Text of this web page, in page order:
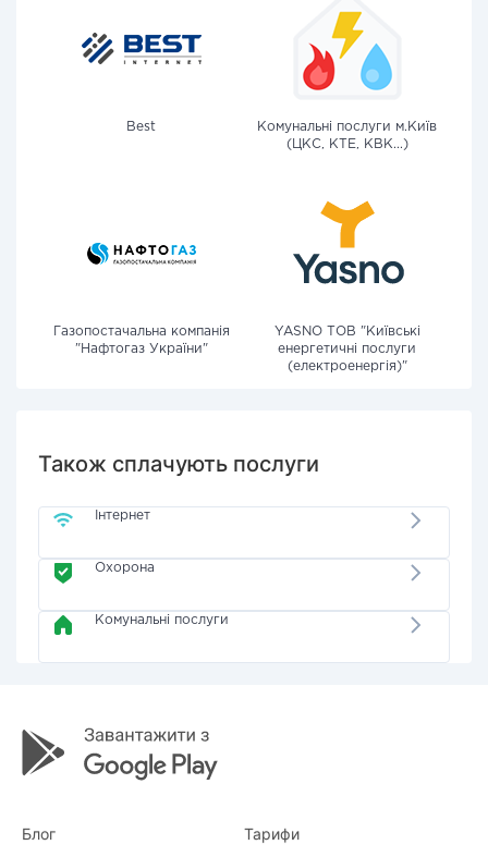
Best
Комунальні послуги м.Київ
(ЦКС, КТЕ, КВК...)
Газопостачальна компанія
"Нафтогаз України"
YASNO ТОВ "Київські
енергетичні послуги
(електроенергія)"
Також сплачують послуги
Інтернет
Охорона
Комунальні послуги
Блог Тарифи